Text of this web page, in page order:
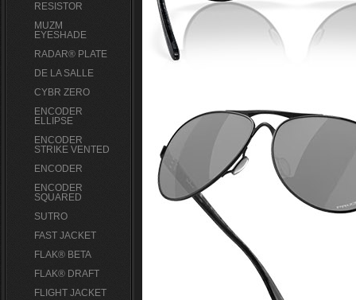
RESISTOR
MUZM
EYESHADE
RADAR® PLATE​
DE LA SALLE
CYBR ZERO
ENCODER
ELLIPSE
ENCODER
STRIKE VENTED
ENCODER
ENCODER
SQUARED
SUTRO
FAST JACKET
FLAK® BETA
FLAK® DRAFT
FLIGHT JACKET